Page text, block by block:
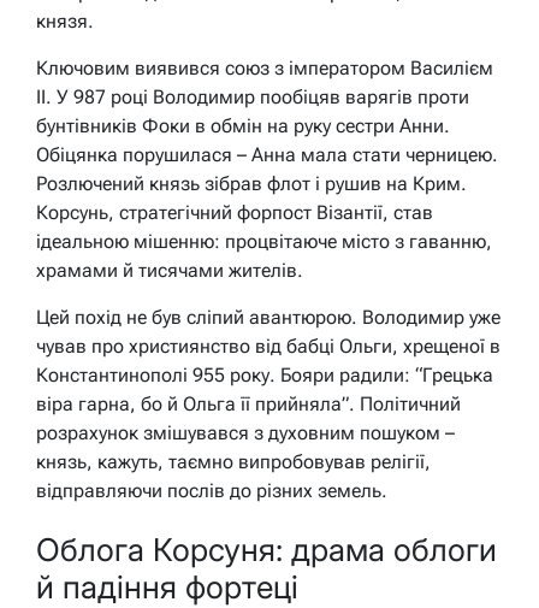
князя.
Ключовим виявився союз з імператором Василієм
II. У 987 році Володимир пообіцяв варягів проти
бунтівників Фоки в обмін на руку сестри Анни.
Обіцянка порушилася – Анна мала стати черницею.
Розлючений князь зібрав флот і рушив на Крим.
Корсунь, стратегічний форпост Візантії, став
ідеальною мішенню: процвітаюче місто з гаванню,
храмами й тисячами жителів.
Цей похід не був сліпий авантюрою. Володимир уже
чував про християнство від бабці Ольги, хрещеної в
Константинополі 955 року. Бояри радили: “Грецька
віра гарна, бо й Ольга її прийняла”. Політичний
розрахунок змішувався з духовним пошуком –
князь, кажуть, таємно випробовував релігії,
відправляючи послів до різних земель.
Облога Корсуня: драма облоги
й падіння фортеці